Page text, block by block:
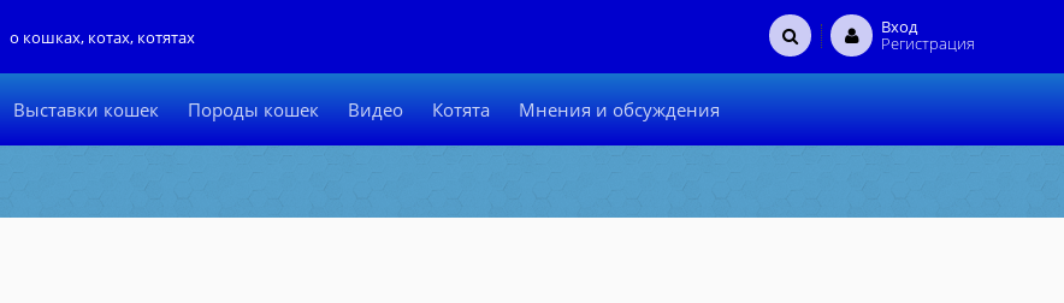
о кошках, котах, котятах Вход
Регистрация
Выставки кошек Породы кошек Видео Котята Мнения и обсуждения